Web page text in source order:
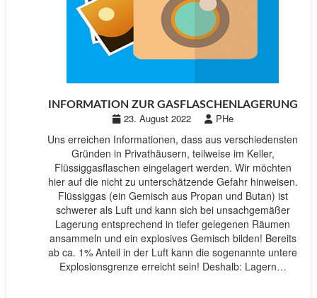
INFORMATION ZUR GASFLASCHENLAGERUNG
23. August 2022 PHe
Uns erreichen Informationen, dass aus verschiedensten
Gründen in Privathäusern, teilweise im Keller,
Flüssiggasflaschen eingelagert werden. Wir möchten
hier auf die nicht zu unterschätzende Gefahr hinweisen.
Flüssiggas (ein Gemisch aus Propan und Butan) ist
schwerer als Luft und kann sich bei unsachgemäßer
Lagerung entsprechend in tiefer gelegenen Räumen
ansammeln und ein explosives Gemisch bilden! Bereits
ab ca. 1% Anteil in der Luft kann die sogenannte untere
Explosionsgrenze erreicht sein! Deshalb: Lagern…